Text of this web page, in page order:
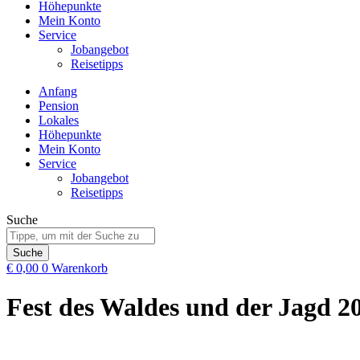
Höhepunkte
Mein Konto
Service
Jobangebot
Reisetipps
Anfang
Pension
Lokales
Höhepunkte
Mein Konto
Service
Jobangebot
Reisetipps
Suche
Suche
€ 0,00 0 Warenkorb
Fest des Waldes und der Jagd